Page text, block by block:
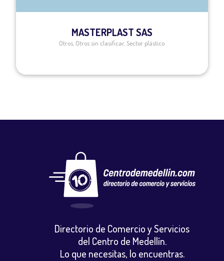
MASTERPLAST SAS
Otros, Otros sin clasificar,Sector plástico
Directorio de Comercio y Servicios
del Centro de Medellín.
Lo que necesitas, lo encuentras.